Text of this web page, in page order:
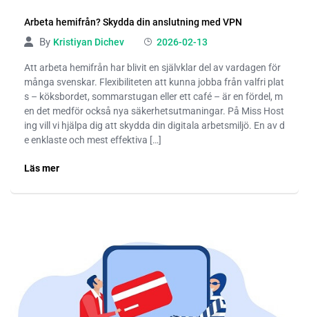
Arbeta hemifrån? Skydda din anslutning med VPN
By Kristiyan Dichev 2026-02-13
Att arbeta hemifrån har blivit en självklar del av vardagen för
många svenskar. Flexibiliteten att kunna jobba från valfri plat
s – köksbordet, sommarstugan eller ett café – är en fördel, m
en det medför också nya säkerhetsutmaningar. På Miss Host
ing vill vi hjälpa dig att skydda din digitala arbetsmiljö. En av d
e enklaste och mest effektiva […]
Läs mer